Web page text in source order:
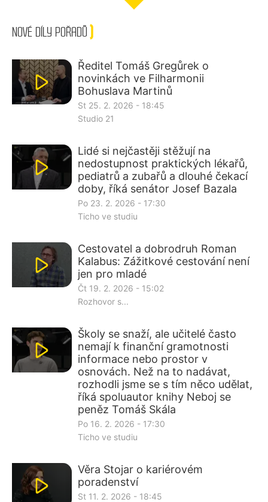
NOVÉ DÍLY POŘADŮ
Ředitel Tomáš Gregůrek o
novinkách ve Filharmonii
Bohuslava Martinů
St 25. 2. 2026 - 18:45
Studio 21
Lidé si nejčastěji stěžují na
nedostupnost praktických lékařů,
pediatrů a zubařů a dlouhé čekací
doby, říká senátor Josef Bazala
Po 23. 2. 2026 - 17:30
Ticho ve studiu
Cestovatel a dobrodruh Roman
Kalabus: Zážitkové cestování není
jen pro mladé
Čt 19. 2. 2026 - 15:02
Rozhovor s...
Školy se snaží, ale učitelé často
nemají k finanční gramotnosti
informace nebo prostor v
osnovách. Než na to nadávat,
rozhodli jsme se s tím něco udělat,
říká spoluautor knihy Neboj se
peněz Tomáš Skála
Po 16. 2. 2026 - 17:30
Ticho ve studiu
Věra Stojar o kariérovém
poradenství
St 11. 2. 2026 - 18:45